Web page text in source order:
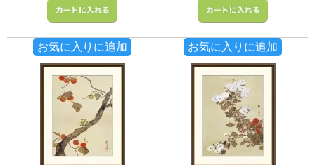
お気に入りに追加 お気に入りに追加